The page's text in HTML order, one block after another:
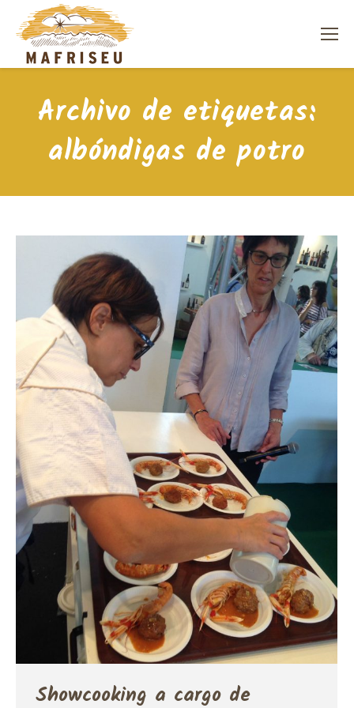
Archivo de etiquetas:
albóndigas de potro
Showcooking a cargo de